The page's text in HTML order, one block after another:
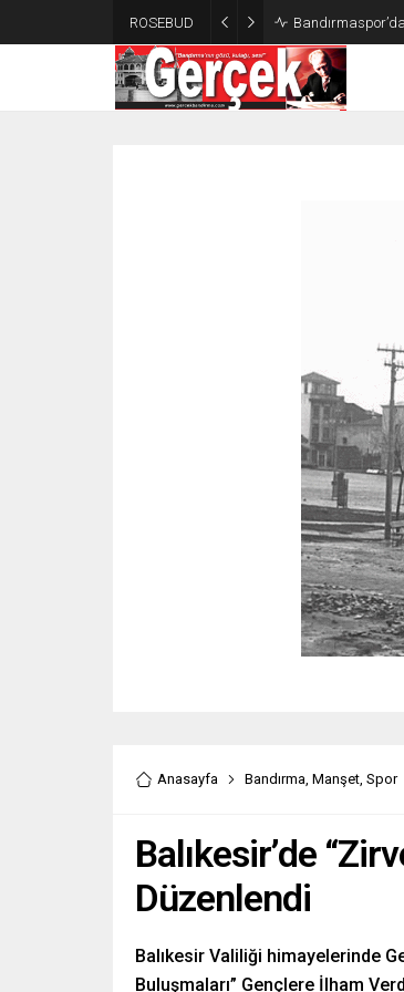
ROSEBUD Bandırmaspor
Anasayfa Bandırma, Manşet, Spor
Balıkesir’de
Düzenlendi
Balıkesir Valiliği himayelerinde
Buluşmaları” Gençlere İlham